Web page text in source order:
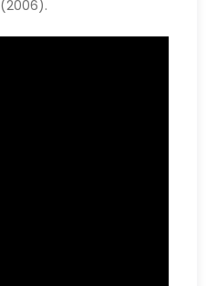
(2006).